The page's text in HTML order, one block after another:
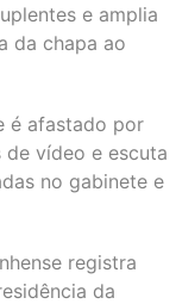
e amplia
da chapa ao
é afastado por
de vídeo e escuta
no gabinete e
registra
da